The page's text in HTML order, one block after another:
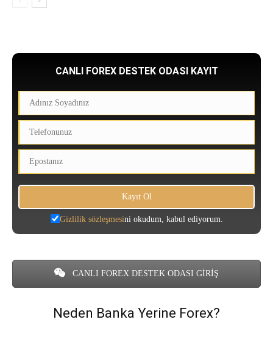
CANLI FOREX DESTEK ODASI KAYIT
Gizlilik sözleşmesini okudum, kabul ediyorum.
CANLI FOREX DESTEK ODASI GİRİŞ
Neden Banka Yerine Forex?